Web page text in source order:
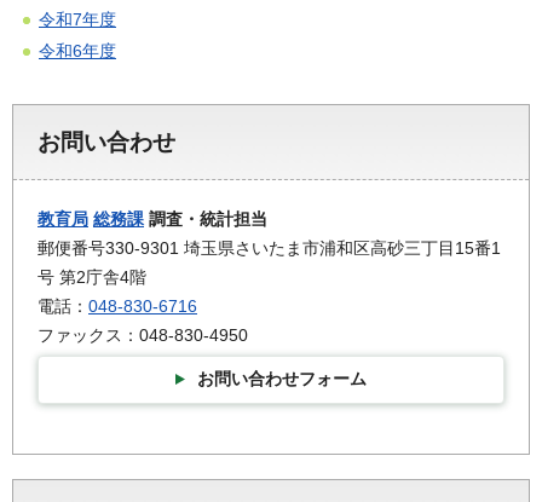
令和7年度
令和6年度
お問い合わせ
教育局 総務課 調査・統計担当
郵便番号330-9301 埼玉県さいたま市浦和区高砂三丁目15番1
号 第2庁舎4階
電話： 048-830-6716
ファックス：048-830-4950
お問い合わせフォーム